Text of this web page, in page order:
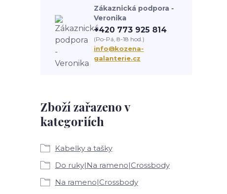
Zboží zařazeno v
kategoriích
Kabelky a tašky
Do ruky|Na rameno|Crossbody
Na rameno|Crossbody
Zákaznická podpora -
Veronika
+420 773 925 814
(Po-Pá, 8-18 hod.)
info@kozena-
galanterie.cz